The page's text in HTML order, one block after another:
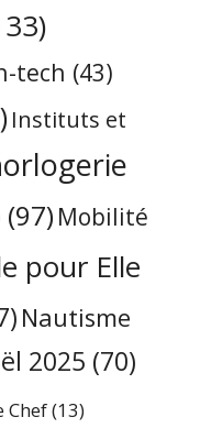
tech (43)
Instituts et
(97) Mobilité
pour Elle
Nautisme
2025 (70)
Chef(13)